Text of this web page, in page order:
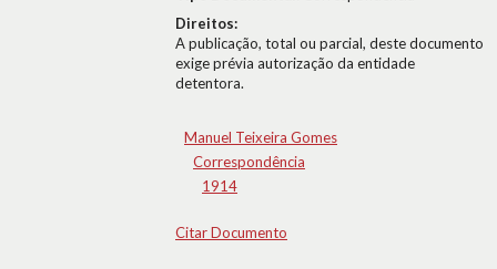
Direitos:
A publicação, total ou parcial, deste documento
exige prévia autorização da entidade
detentora.
Manuel Teixeira Gomes
Correspondência
1914
Citar Documento